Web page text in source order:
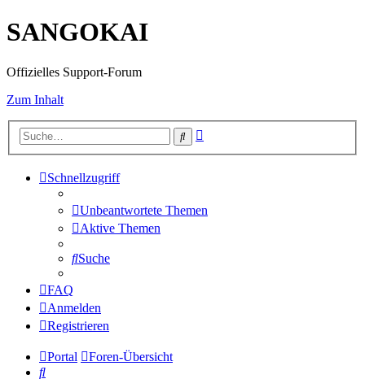
SANGOKAI
Offizielles Support-Forum
Zum Inhalt
Suche
Schnellzugriff
Unbeantwortete Themen
Aktive Themen
Suche
FAQ
Anmelden
Registrieren
Portal
Foren-Übersicht
Suche